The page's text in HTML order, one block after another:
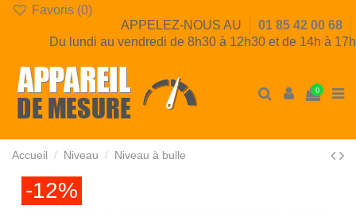
Favoris (0)
APPELEZ-NOUS AU
01 85 42 00 68
Du lundi au vendredi de 8h30 à 12h30 et de 14h à 17h
0
Accueil Niveau Niveau à bulle
-12%